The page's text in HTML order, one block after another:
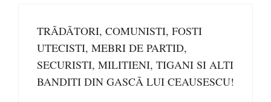
TRÃDÃTORI, COMUNISTI, FOSTI
UTECISTI, MEBRI DE PARTID,
SECURISTI, MILITIENI, TIGANI SI ALTI
BANDITI DIN GASCÃ LUI CEAUSESCU!